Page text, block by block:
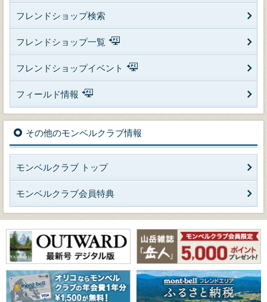
フレンドショップ検索
フレンドショップ一覧
フレンドショップイベント
フィールド情報
その他のモンベルクラブ情報
モンベルクラブ トップ
モンベルクラブ会員特典